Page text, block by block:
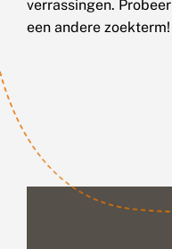
verrassingen. Probeer
een andere zoekterm!